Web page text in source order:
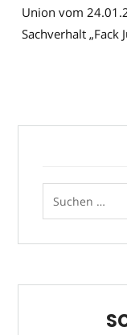
Union vom
Sachverhalt „Fack